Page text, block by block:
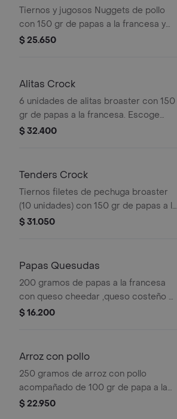
Tiernos y jugosos Nuggets de pollo
con 150 gr de papas a la francesa y
jugo de cajita
$ 25.650
Alitas Crock
6 unidades de alitas broaster con 150
gr de papas a la francesa. Escoge
entre salsa BBQ y Miel mostaza
$ 32.400
Tenders Crock
Tiernos filetes de pechuga broaster
(10 unidades) con 150 gr de papas a la
francesa
$ 31.050
Papas Quesudas
200 gramos de papas a la francesa
con queso cheedar ,queso costeño y
cebollín chino.
$ 16.200
Arroz con pollo
250 gramos de arroz con pollo
acompañado de 100 gr de papa a la
francesa
$ 22.950